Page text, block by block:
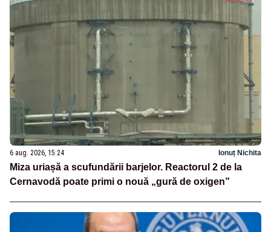
6 aug. 2026, 15:24 Ionuț Nichita
Miza uriașă a scufundării barjelor. Reactorul 2 de la
Cernavodă poate primi o nouă „gură de oxigen”